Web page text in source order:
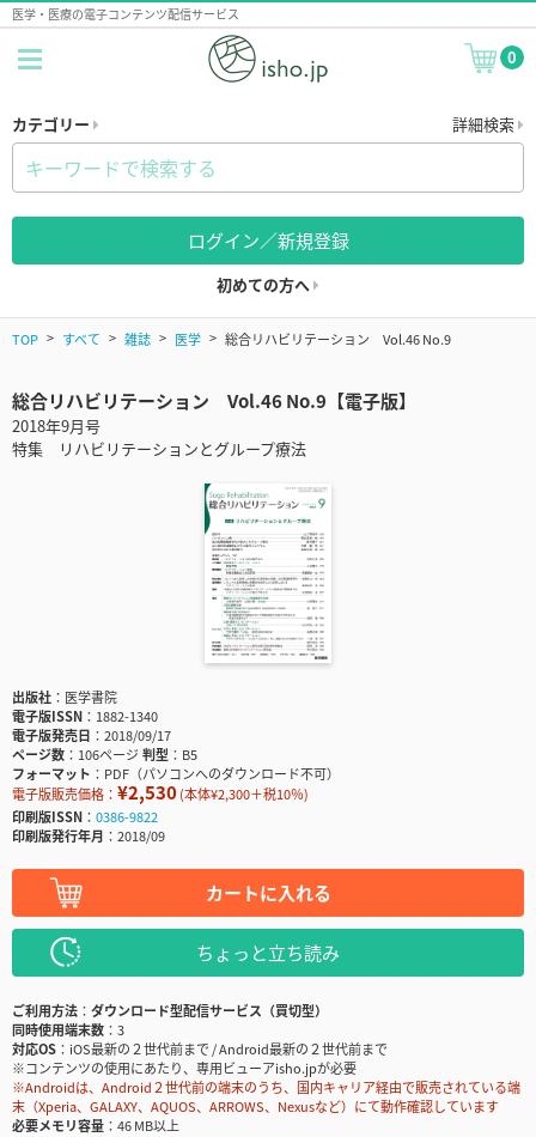
医学・医療の電子コンテンツ配信サービス
0
カテゴリー 詳細検索
ログイン／新規登録
初めての方へ
TOP すべて 雑誌 医学 総合リハビリテーション Vol.46 No.9
総合リハビリテーション Vol.46 No.9【電子版】
2018年9月号
特集 リハビリテーションとグループ療法
出版社
医学書院
電子版ISSN
1882-1340
電子版発売日
2018/09/17
ページ数
106ページ判型
B5
フォーマット
PDF（パソコンへのダウンロード不可）
電子版販売価格： ¥2,530(本体¥2,300＋税10％)
印刷版ISSN
0386-9822
印刷版発行年月
2018/09
カートに入れる
ちょっと立ち読み
ご利用方法
ダウンロード型配信サービス（買切型）
同時使用端末数
3
対応OS
iOS最新の２世代前まで / Android最新の２世代前まで
※コンテンツの使用にあたり、専用ビューアisho.jpが必要
※Androidは、Android２世代前の端末のうち、国内キャリア経由で販売されている端
末（Xperia、GALAXY、AQUOS、ARROWS、Nexusなど）にて動作確認しています
必要メモリ容量
46 MB以上